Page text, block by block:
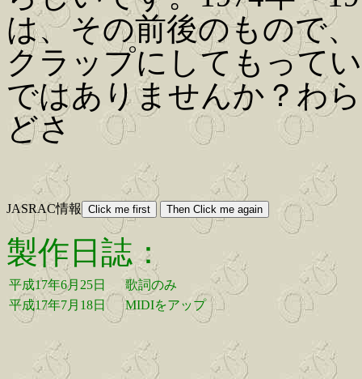
は、その前後のもので
クラップにしてもって
ではありませんか？わ
どさ
JASRAC情報
製作日誌：
平成17年6月25日
歌詞のみ
平成17年7月18日
MIDIをアップ